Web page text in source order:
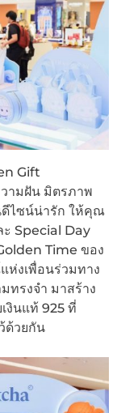
Gift
ามฝัน มิตรภาพ
ดีไซน์น่ารัก ให้คุณ
Special Day
Time ของ
ห่งเพื่อนร่วมทาง
รงจำ มาสร้าง
งินแท้ 925 ที่
ด้วยกัน